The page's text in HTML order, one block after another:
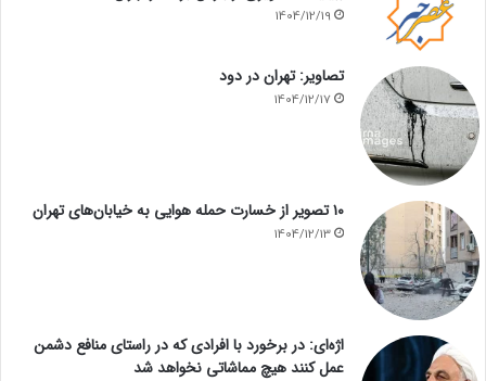
1404/12/19
تصاویر: تهران در دود
1404/12/17
۱۰ تصویر از خسارت حمله هوایی به خیابان‌های تهران
1404/12/13
اژه‌ای: در برخورد با افرادی که در راستای منافع دشمن
عمل کنند هیچ مماشاتی نخواهد شد